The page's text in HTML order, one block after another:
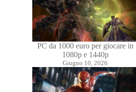
PC da 1000 euro per giocare in
1080p e 1440p
Giugno 10, 2026